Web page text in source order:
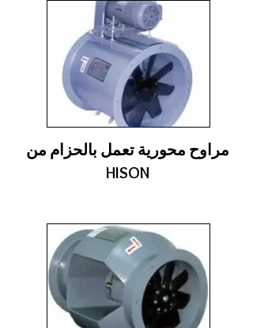
مراوح محورية تعمل بالحزام من
HISON